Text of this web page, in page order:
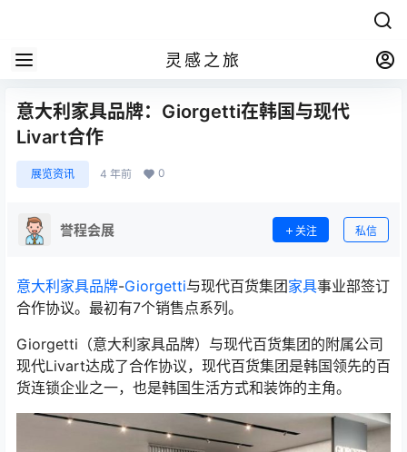
灵感之旅
意大利家具品牌：Giorgetti在韩国与现代
Livart合作
展览资讯 4 年前 0
誉程会展 关注 私信
意大利家具品牌-Giorgetti与现代百货集团家具事业部签订
合作协议。最初有7个销售点系列。
Giorgetti（意大利家具品牌）与现代百货集团的附属公司
现代Livart达成了合作协议，现代百货集团是韩国领先的百
货连锁企业之一，也是韩国生活方式和装饰的主角。